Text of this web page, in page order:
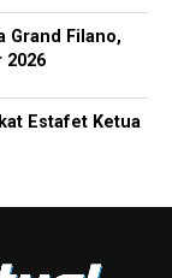
Grand Filano,
Estafet Ketua